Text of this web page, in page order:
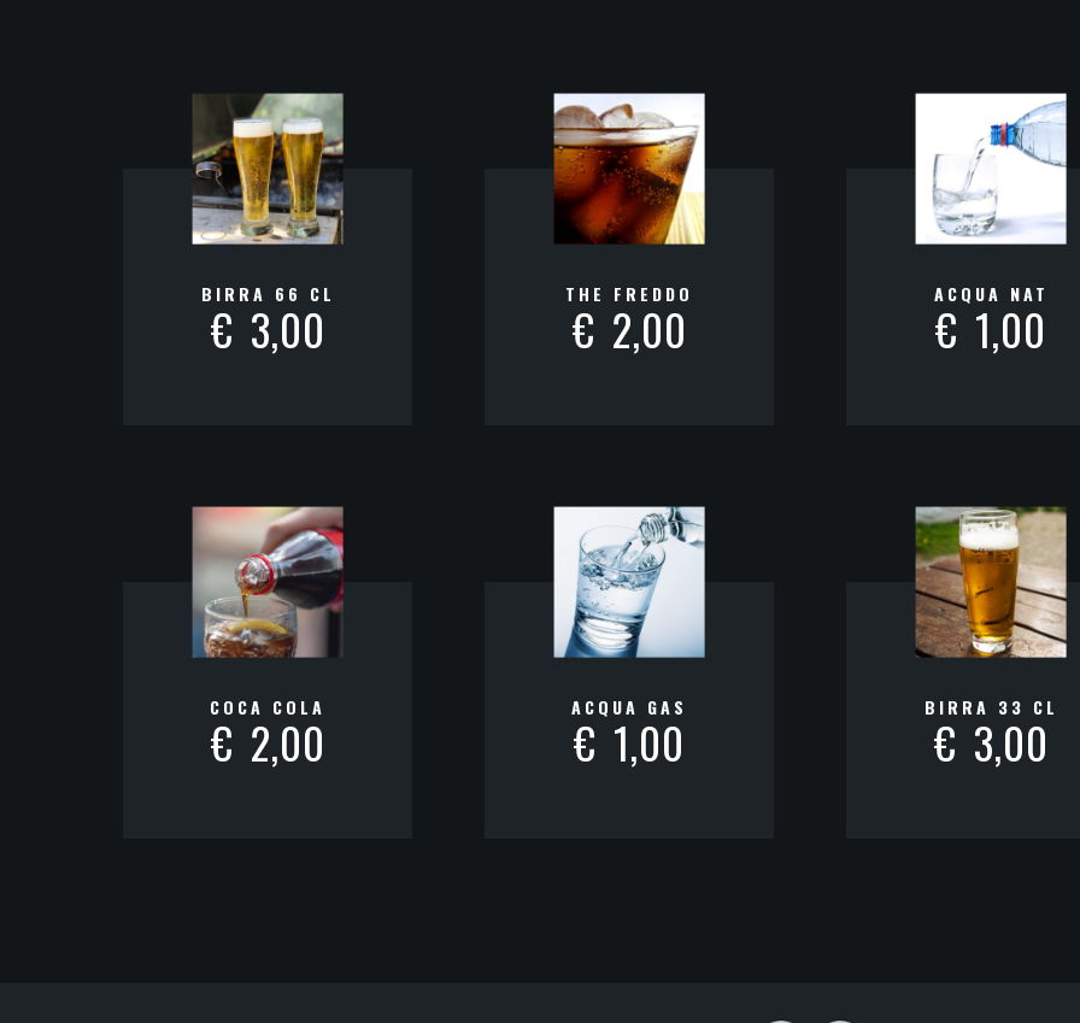
BIRRA 66 CL
€ 3,00
THE FREDDO
€ 2,00
ACQUA NAT
€ 1,00
COCA COLA
€ 2,00
ACQUA GAS
€ 1,00
BIRRA 33 CL
€ 3,00